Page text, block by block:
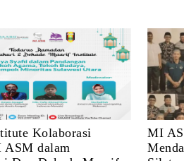
Kolaborasi
ASM dalam
MI